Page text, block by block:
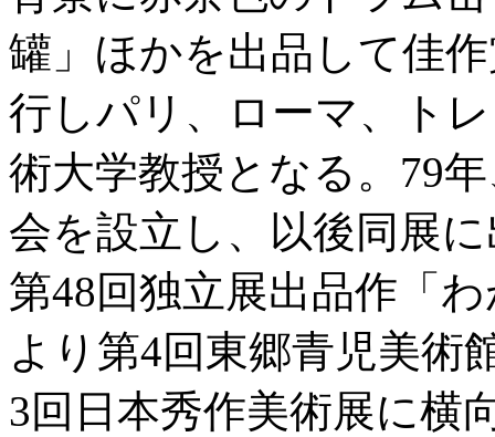
罐」ほかを出品して佳
行しパリ、ローマ、ト
術大学教授となる。79
会を設立し、以後同展
第48回独立展出品作「
より第4回東郷青児美術
3回日本秀作美術展に横